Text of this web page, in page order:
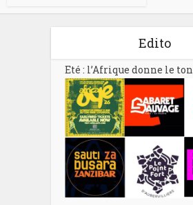
Edito
Eté : l’Afrique donne le ton